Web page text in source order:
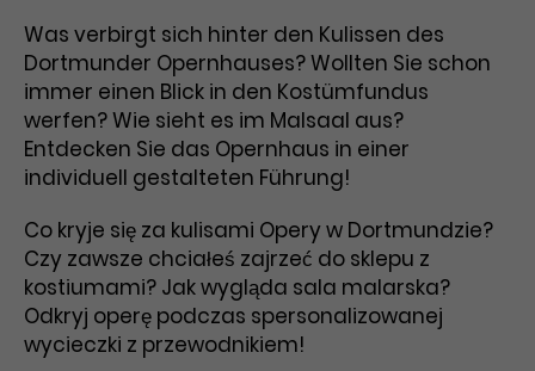
und es wird Zugang zu
geschützten Bereichen gewährt.
Name cookie_optin
Anbieter TYPO3
1 Monat
Zweck
Enthält die gewählten Tracking-
Optin-Einstellungen.
Laufzeit 2 Jahre
Zweck
Dieses Cookie wird von Google
Analytics installiert. Das Cookie
wird verwendet, um
Besucher*innen-, Sitzungs- und
und die Nutzung der Website für
den Analysebericht der Website zu
verfolgen. Die Cookies speichern
Informationen anonym und weisen
eine zufallsgenerierte Nummer zu,
um Besuche zu erkennen.
Marketing
Diese Gruppe beinhaltet alle Scripte, die es uns
ermöglichen die Leistung unserer
Werbekampagnen zu analysieren und
Conversions zu messen. Außerdem helfen sie
uns dabei Werbeanzeigen und Inhalte besser auf
die Interessen unserer Nutzer abzustimmen.
Anbieter Google Ads
Laufzeit 3 Monate
Wird von Google verwendet, um
Was verbirgt sich hinter den Kulissen des
Dortmunder Opernhauses? Wollten Sie schon
immer einen Blick in den Kostümfundus
werfen? Wie sieht es im Malsaal aus?
Entdecken Sie das Opernhaus in einer
individuell gestalteten Führung!
Co kryje się za kulisami Opery w Dortmundzie?
Czy zawsze chciałeś zajrzeć do sklepu z
kostiumami? Jak wygląda sala malarska?
Odkryj operę podczas spersonalizowanej
wycieczki z przewodnikiem!